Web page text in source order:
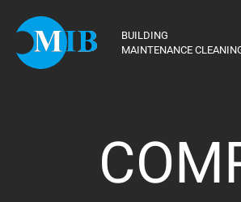
BUILDING
MAINTENANCE